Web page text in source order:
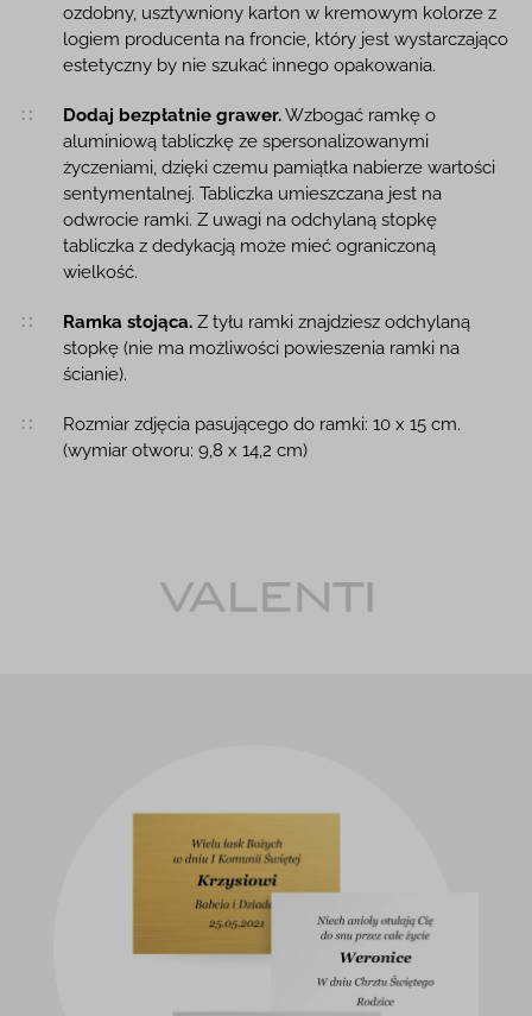
ozdobny, usztywniony karton w kremowym kolorze z
logiem producenta na froncie, który jest wystarczająco
estetyczny by nie szukać innego opakowania.
Dodaj bezpłatnie grawer.Wzbogać ramkę o
aluminiową tabliczkę ze spersonalizowanymi
życzeniami, dzięki czemu pamiątka nabierze wartości
sentymentalnej. Tabliczka umieszczana jest na
odwrocie ramki. Z uwagi na odchylaną stopkę
tabliczka z dedykacją może mieć ograniczoną
wielkość.
Ramka stojąca.Z tyłu ramki znajdziesz odchylaną
stopkę (nie ma możliwości powieszenia ramki na
ścianie).
Rozmiar zdjęcia pasującego do ramki: 10 x 15 cm.
(wymiar otworu: 9,8 x 14,2 cm)